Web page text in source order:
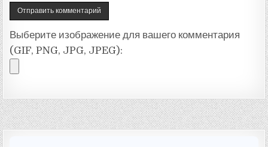
Выберите изображение для вашего комментария
(GIF, PNG, JPG, JPEG):